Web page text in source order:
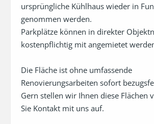
ursprüngliche Kühlhaus wieder in
genommen werden.
Parkplätze können in direkter
kostenpflichtig mit angemietet
Die Fläche ist ohne umfassende
Renovierungsarbeiten sofort
Gern stellen wir Ihnen diese Flächen
Sie Kontakt mit uns auf.